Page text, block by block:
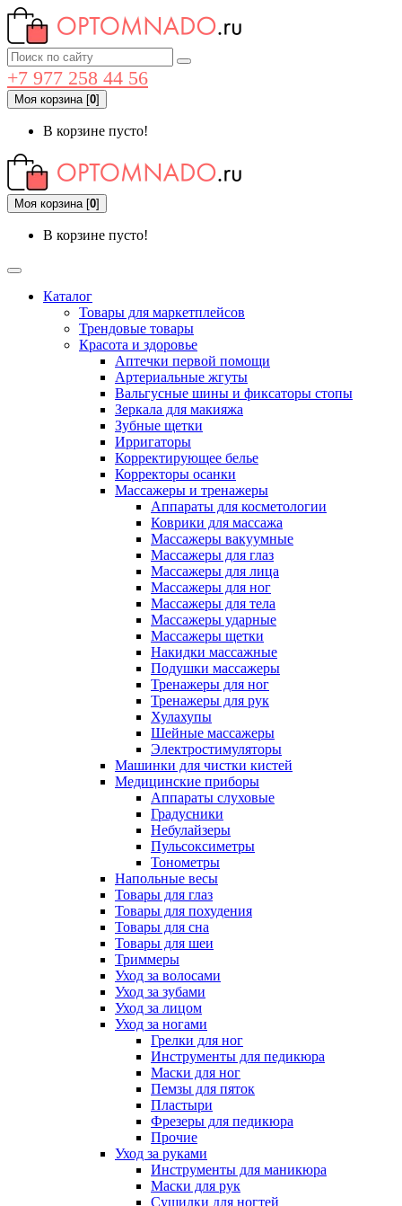
+7 977 258 44 56
Моя корзина[0]
В корзине пусто!
Моя корзина[0]
В корзине пусто!
Каталог
Товары для маркетплейсов
Трендовые товары
Красота и здоровье
Аптечки первой помощи
Артериальные жгуты
Вальгусные шины и фиксаторы стопы
Зеркала для макияжа
Зубные щетки
Ирригаторы
Корректирующее белье
Корректоры осанки
Массажеры и тренажеры
Аппараты для косметологии
Коврики для массажа
Массажеры вакуумные
Массажеры для глаз
Массажеры для лица
Массажеры для ног
Массажеры для тела
Массажеры ударные
Массажеры щетки
Накидки массажные
Подушки массажеры
Тренажеры для ног
Тренажеры для рук
Хулахупы
Шейные массажеры
Электростимуляторы
Машинки для чистки кистей
Медицинские приборы
Аппараты слуховые
Градусники
Небулайзеры
Пульсоксиметры
Тонометры
Напольные весы
Товары для глаз
Товары для похудения
Товары для сна
Товары для шеи
Триммеры
Уход за волосами
Уход за зубами
Уход за лицом
Уход за ногами
Грелки для ног
Инструменты для педикюра
Маски для ног
Пемзы для пяток
Пластыри
Фрезеры для педикюра
Прочие
Уход за руками
Инструменты для маникюра
Маски для рук
Сушилки для ногтей